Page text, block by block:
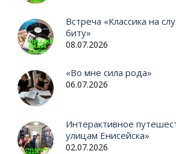
Встреча «Классика на
биту»
08.07.2026
«Во мне сила рода»
06.07.2026
Интерактивное
улицам Енисейска»
02.07.2026